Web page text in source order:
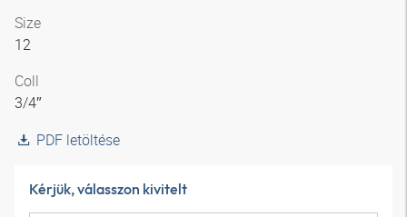
Size
12
Coll
3/4″
PDF letöltése
Kérjük, válasszon kivitelt